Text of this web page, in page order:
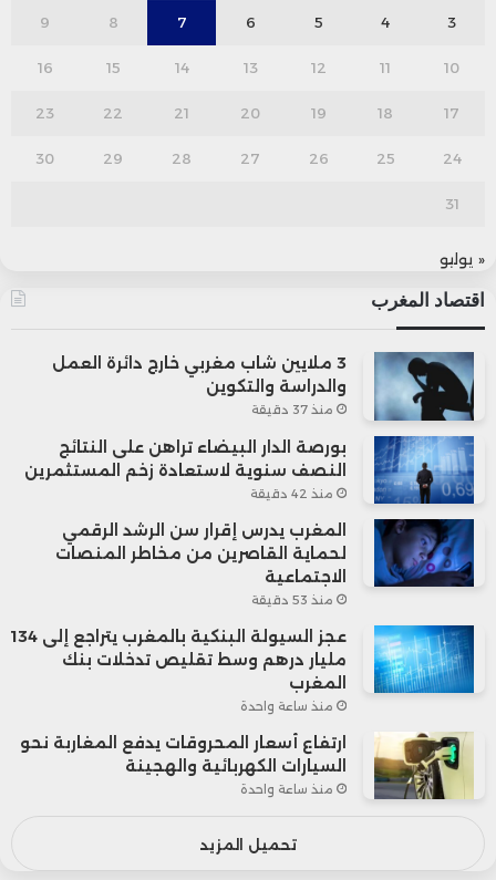
3
4
5
6
7
8
9
10
11
12
13
14
15
16
17
18
19
20
21
22
23
24
25
26
27
28
29
30
31
« يوليو
اقتصاد المغرب
3 ملايين شاب مغربي خارج دائرة العمل
والدراسة والتكوين
منذ 37 دقيقة
بورصة الدار البيضاء تراهن على النتائج
النصف سنوية لاستعادة زخم المستثمرين
منذ 42 دقيقة
المغرب يدرس إقرار سن الرشد الرقمي
لحماية القاصرين من مخاطر المنصات
الاجتماعية
منذ 53 دقيقة
عجز السيولة البنكية بالمغرب يتراجع إلى 134
مليار درهم وسط تقليص تدخلات بنك
المغرب
منذ ساعة واحدة
ارتفاع أسعار المحروقات يدفع المغاربة نحو
السيارات الكهربائية والهجينة
منذ ساعة واحدة
تحميل المزيد